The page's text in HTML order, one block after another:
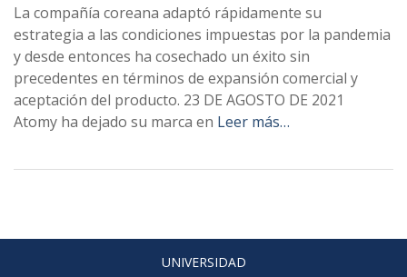
La compañía coreana adaptó rápidamente su
estrategia a las condiciones impuestas por la pandemia
y desde entonces ha cosechado un éxito sin
precedentes en términos de expansión comercial y
aceptación del producto. 23 DE AGOSTO DE 2021
Atomy ha dejado su marca en Leer más…
UNIVERSIDAD